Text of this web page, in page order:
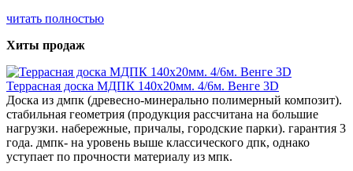
читать полностью
Хиты продаж
Террасная доска МДПК 140x20мм. 4/6м. Венге 3D
Доска из дмпк (древесно-минерально полимерный композит).
стабильная геометрия (продукция рассчитана на большие
нагрузки. набережные, причалы, городские парки). гарантия 3
года. дмпк- на уровень выше классического дпк, однако
уступает по прочности материалу из мпк.